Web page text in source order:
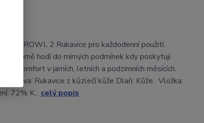
PROWL 2 Rukavice pro každodenní použití.
výborně hodí do mírných podmínek kdy poskytují
a komfort v jarních, letních a podzimních měsících.
Vrstva: Rukavice z kůzlečí kůže Dlaň: Kůže. Vložka:
72% K... celý popis